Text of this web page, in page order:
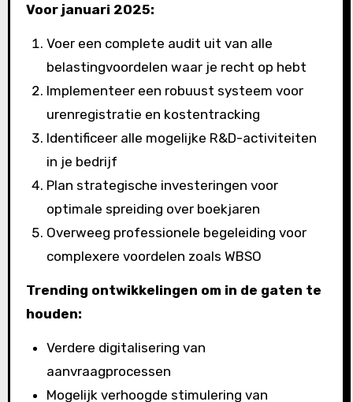
Voor januari 2025:
Voer een complete audit uit van alle
belastingvoordelen waar je recht op hebt
Implementeer een robuust systeem voor
urenregistratie en kostentracking
Identificeer alle mogelijke R&D-activiteiten
in je bedrijf
Plan strategische investeringen voor
optimale spreiding over boekjaren
Overweeg professionele begeleiding voor
complexere voordelen zoals WBSO
Trending ontwikkelingen om in de gaten te
houden:
Verdere digitalisering van
aanvraagprocessen
Mogelijk verhoogde stimulering van